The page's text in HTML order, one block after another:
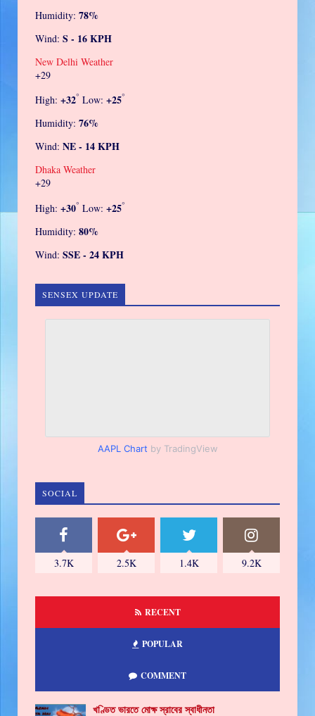
Humidity: 78%
Wind: S - 16 KPH
New Delhi Weather
+29
High: +32° Low: +25°
Humidity: 76%
Wind: NE - 14 KPH
Dhaka Weather
+29
High: +30° Low: +25°
Humidity: 80%
Wind: SSE - 24 KPH
SENSEX UPDATE
AAPL Chart by TradingView
SOCIAL
3.7K 2.5K 1.4K 9.2K
RECENT
POPULAR
COMMENT
খণ্ডিত ভারতে মোক্ষ স্রাবের স্বাধীনতা